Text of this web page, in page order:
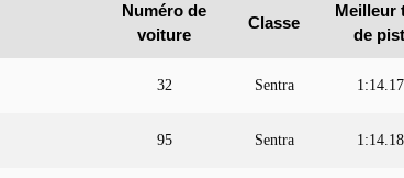
Numéro de
voiture
Classe
Meilleur
de
32 Sentra
95 Sentra